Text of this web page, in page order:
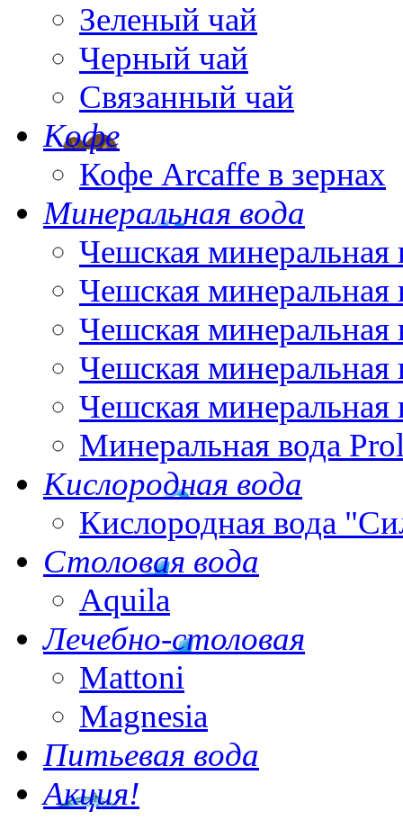
Зеленый чай
Черный чай
Связанный чай
Кофе
Кофе Arcaffe в зернах
Минеральная вода
Чешская минеральная
Чешская минеральная
Чешская минеральная
Чешская минеральная
Чешская минеральная
Минеральная вода
Кислородная вода
Кислородная вода
Столовая вода
Aquila
Лечебно-столовая
Mattoni
Magnesia
Питьевая вода
Акция!